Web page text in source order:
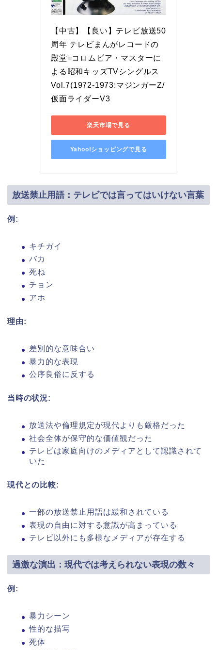
【中古】【良い】テレビ放送50
周年 テレビまんがレコードの
殿堂=コロムビア・マスターに
よる昭和キッズTVシングルス
Vol.7(1972-1973:マジンガーZ/
仮面ライダーV3
楽天市場で見る
Yahoo!ショッピングで見る
放送禁止用語：テレビでは言ってはいけない言葉
例:
キチガイ
バカ
死ね
チョン
アホ
理由:
差別的な意味合い
暴力的な表現
公序良俗に反する
当時の状況:
放送法や倫理規定が現代よりも厳格だった
社会全体が保守的な価値観だった
テレビは家庭向けのメディアとして認識されて
いた
現代との比較:
一部の放送禁止用語は緩和されている
表現の自由に対する意識が高まっている
テレビ以外にも多様なメディアが存在する
過激な演出：現代では考えられない表現の数々
例:
暴力シーン
性的な描写
死体